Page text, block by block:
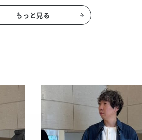
もっと見る